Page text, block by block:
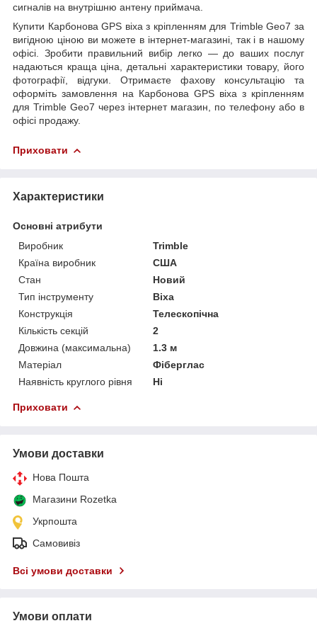
сигналів на внутрішню антену приймача.
Купити Карбонова GPS віха з кріпленням для Trimble Geo7 за
вигідною ціною ви можете в інтернет-магазині, так і в нашому
офісі. Зробити правильний вибір легко — до ваших послуг
надаються краща ціна, детальні характеристики товару, його
фотографії, відгуки. Отримаєте фахову консультацію та
оформіть замовлення на Карбонова GPS віха з кріпленням
для Trimble Geo7 через інтернет магазин, по телефону або в
офісі продажу.
Приховати
Характеристики
Основні атрибути
Виробник
Trimble
Країна виробник
США
Стан
Новий
Тип інструменту
Віха
Конструкція
Телескопічна
Кількість секцій
2
Довжина (максимальна)
1.3 м
Матеріал
Фіберглас
Наявність круглого рівня
Ні
Приховати
Умови доставки
Нова Пошта
Магазини Rozetka
Укрпошта
Самовивіз
Всі умови доставки
Умови оплати